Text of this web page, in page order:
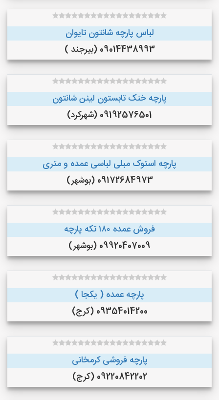
لباس پارچه شانتون تایوان
09014438993 (بیرجند )
پارچه خنک تابستون لینن شانتون
09192576501 (شهرکرد)
پارچه استوک مبلی لباسی عمده و متری
09172684973 (بوشهر)
فروش عمده ۱۸۰ تکه پارچه
09920407009 (بوشهر)
پارچه عمده ( یکجا )
09354014200 (کرج)
پارچه فروشی کرمخانی
09220842202 (کرج)